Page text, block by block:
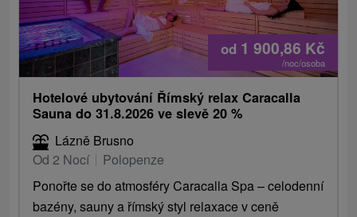
od 1 900,86 Kč
/noc/osoba
Hotelové ubytování Římský relax Caracalla
Sauna do 31.8.2026 ve slevě 20 %
Lázně Brusno
Od 2 Nocí
Polopenze
Ponořte se do atmosféry Caracalla Spa – celodenní
bazény, sauny a římský styl relaxace v ceně